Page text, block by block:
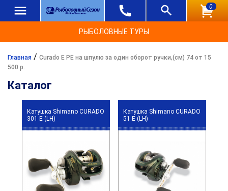
0
РЫБОЛОВНЫЕ ТУРЫ
Главная / Curado E PE на шпулю за один оборот ручки,(см) 74 от 15
500 р.
Каталог
Катушка Shimano CURADO
301 E (LH)
Катушка Shimano CURADO
51 E (LH)